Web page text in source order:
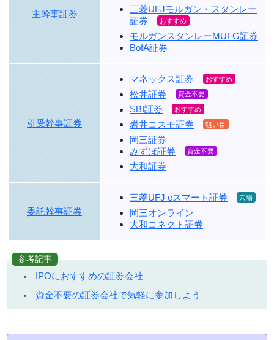
主幹事証券
三菱UFJモルガン・スタンレー
証券
モルガンスタンレーMUFG証券
BofA証券
引受幹事証券
マネックス証券
松井証券
SBI証券
岩井コスモ証券
岡三証券
みずほ証券
大和証券
委託幹事証券
三菱UFJ eスマート証券
岡三オンライン
大和コネクト証券
参考記事
IPOにおすすめの証券会社
資金不要の証券会社で気軽に参加しよう